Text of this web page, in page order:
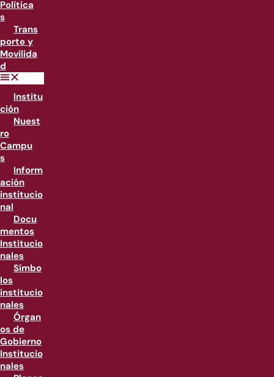
Política
s
Trans
porte y
Movilida
d
Institu
ción
Nuest
ro
Campu
s
Inform
ación
institucio
nal
Docu
mentos
Institucio
nales
Símbo
los
institucio
nales
Órgan
os de
Gobierno
Institucio
nales